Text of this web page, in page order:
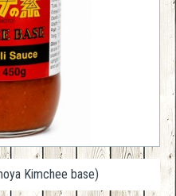
Kimchee base)